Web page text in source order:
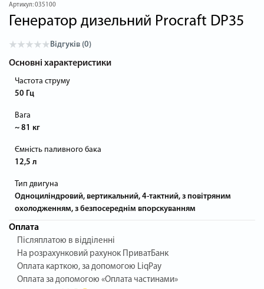
Артикул:035100
Генератор дизельний Procraft DP35
Відгуків (0)
Основні характеристики
Частота струму
50 Гц
Вага
~ 81 кг
Ємність паливного бака
12,5 л
Тип двигуна
Одноциліндровий, вертикальний, 4-тактний, з повітряним
охолодженням, з безпосереднім впорскуванням
Оплата
Післяплатою в відділенні
На розрахунковий рахунок ПриватБанк
Оплата карткою, за допомогою LiqPay
Оплата за допомогою «Оплата частинами»